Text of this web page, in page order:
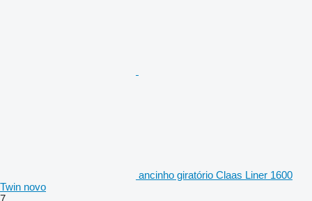
ancinho giratório Claas Liner 1600
Twin novo
7